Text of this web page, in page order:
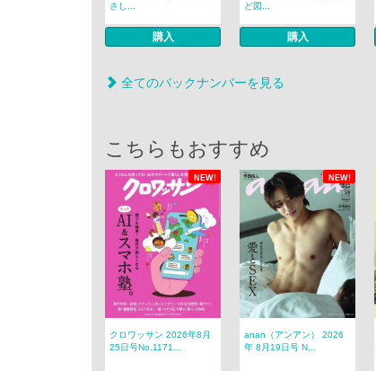
さし...
購入
ど図...
購入
全てのバックナンバーを見る
こちらもおすすめ
NEW! NEW!
クロワッサン 2026年8月
25日号No.1171...
anan（アンアン） 2026
年 8月19日号 N...